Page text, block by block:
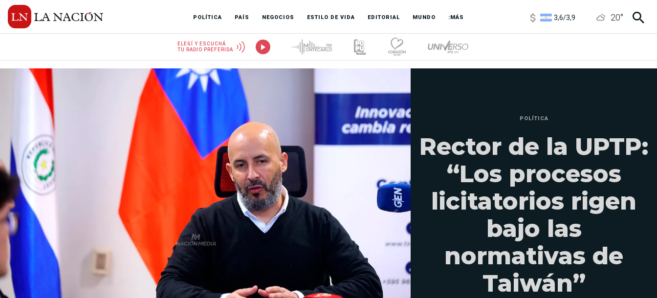
POLÍTICA PAÍS NEGOCIOS ESTILO DE VIDA EDITORIAL MUNDO :MÁS
6850/7200
20°
ELEGÍ Y ESCUCHÁ
TU RADIO PREFERIDA
POLÍTICA
Rector de la UPTP:
“Los procesos
licitatorios rigen
bajo las
normativas de
Taiwán”